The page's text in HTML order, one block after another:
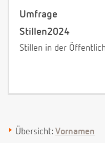
Umfrage
Stillen2024
Stillen in der
Übersicht: Vornamen